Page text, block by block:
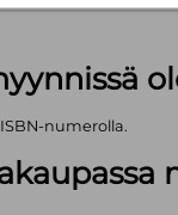
numerolla.